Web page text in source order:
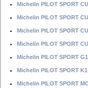
Michelin PILOT SPORT
Michelin PILOT SPORT
Michelin PILOT SPORT
Michelin PILOT SPORT
Michelin PILOT SPORT G1
Michelin PILOT SPORT K1
Michelin PILOT SPORT